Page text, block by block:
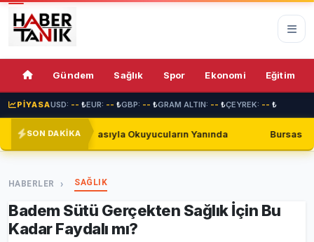
Gündem Sağlık Spor Ekonomi Eğitim
PİYASAUSD: -- ₺EUR: -- ₺GBP: -- ₺GRAM ALTIN: -- ₺ÇEYREK: -- ₺
SON DAKİKA
Okuyucuların Yanında Bursaspor, Shakhtar Donetsk ile
71%
HABERLER SAĞLIK
Badem Sütü Gerçekten Sağlık İçin Bu
Kadar Faydalı mı?